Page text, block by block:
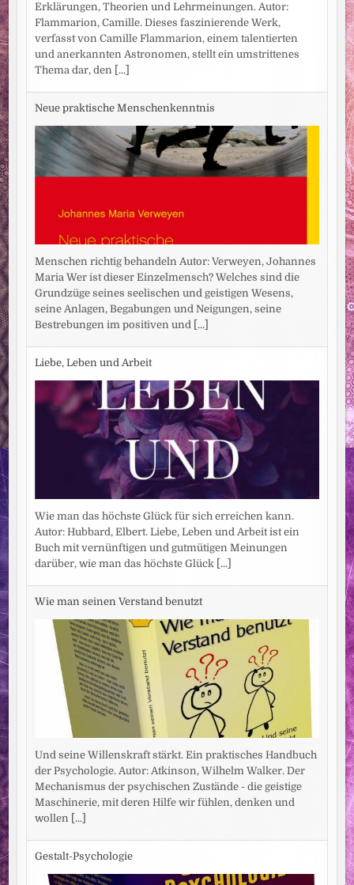
Erklärungen, Theorien und Lehrmeinungen. Autor:
Flammarion, Camille. Dieses faszinierende Werk,
verfasst von Camille Flammarion, einem talentierten
und anerkannten Astronomen, stellt ein umstrittenes
Thema dar, den [...]
Neue praktische Menschenkenntnis
Menschen richtig behandeln Autor: Verweyen, Johannes
Maria Wer ist dieser Einzelmensch? Welches sind die
Grundzüge seines seelischen und geistigen Wesens,
seine Anlagen, Begabungen und Neigungen, seine
Bestrebungen im positiven und [...]
Liebe, Leben und Arbeit
Wie man das höchste Glück für sich erreichen kann.
Autor: Hubbard, Elbert. Liebe, Leben und Arbeit ist ein
Buch mit vernünftigen und gutmütigen Meinungen
darüber, wie man das höchste Glück [...]
Wie man seinen Verstand benutzt
Und seine Willenskraft stärkt. Ein praktisches Handbuch
der Psychologie. Autor: Atkinson, Wilhelm Walker. Der
Mechanismus der psychischen Zustände - die geistige
Maschinerie, mit deren Hilfe wir fühlen, denken und
wollen [...]
Gestalt-Psychologie